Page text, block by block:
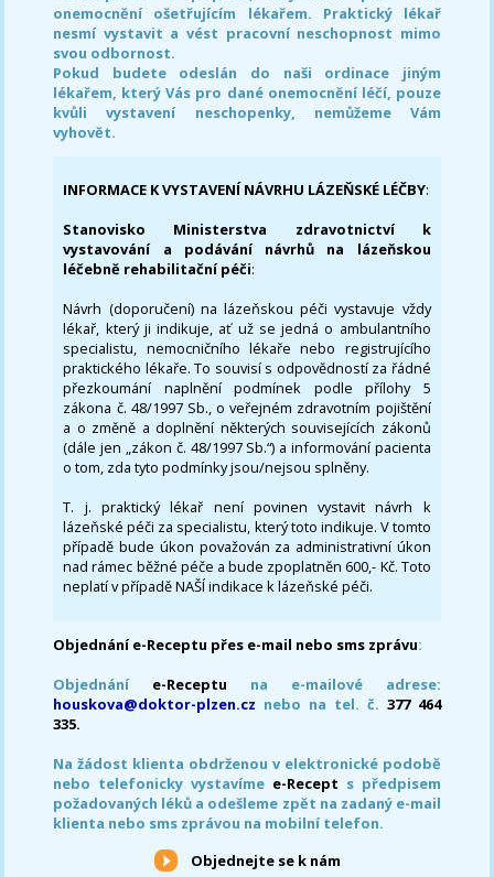
onemocnění ošetřujícím lékařem. Praktický lékař
nesmí vystavit a vést pracovní neschopnost mimo
svou odbornost.
Pokud budete odeslán do naši ordinace jiným
lékařem, který Vás pro dané onemocnění léčí, pouze
kvůli vystavení neschopenky, nemůžeme Vám
vyhovět.
INFORMACE K VYSTAVENÍ NÁVRHU LÁZEŇSKÉ LÉČBY:
Stanovisko Ministerstva zdravotnictví k
vystavování a podávání návrhů na lázeňskou
léčebně rehabilitační péči:
Návrh (doporučení) na lázeňskou péči vystavuje vždy
lékař, který ji indikuje, ať už se jedná o ambulantního
specialistu, nemocničního lékaře nebo registrujícího
praktického lékaře. To souvisí s odpovědností za řádné
přezkoumání naplnění podmínek podle přílohy 5
zákona č. 48/1997 Sb., o veřejném zdravotním pojištění
a o změně a doplnění některých souvisejících zákonů
(dále jen „zákon č. 48/1997 Sb.“) a informování pacienta
o tom, zda tyto podmínky jsou/nejsou splněny.
T. j. praktický lékař není povinen vystavit návrh k
lázeňské péči za specialistu, který toto indikuje. V tomto
případě bude úkon považován za administrativní úkon
nad rámec běžné péče a bude zpoplatněn 600,- Kč. Toto
neplatí v případě NAŠÍ indikace k lázeňské péči.
Objednání e-Receptu přes e-mail nebo sms zprávu:
Objednání e-Receptu na e-mailové adrese:
houskova@doktor-plzen.cz nebo na tel. č. 377 464
335.
Na žádost klienta obdrženou v elektronické podobě
nebo telefonicky vystavíme e-Recept s předpisem
požadovaných léků a odešleme zpět na zadaný e-mail
klienta nebo sms zprávou na mobilní telefon.
Objednejte se k nám